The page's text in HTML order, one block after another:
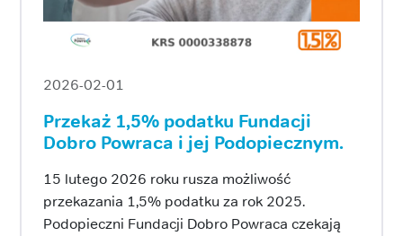
2026-02-01
Przekaż 1,5% podatku Fundacji
Dobro Powraca i jej Podopiecznym.
15 lutego 2026 roku rusza możliwość
przekazania 1,5% podatku za rok 2025.
Podopieczni Fundacji Dobro Powraca czekają